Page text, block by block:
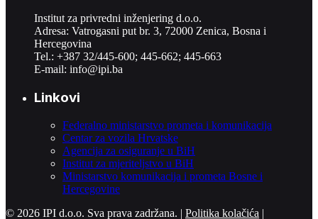
Institut za privredni inženjering d.o.o.
Adresa: Vatrogasni put br. 3, 72000 Zenica, Bosna i
Hercegovina
Tel.: +387 32/445-600; 445-662; 445-663
E-mail: info@ipi.ba
Linkovi
Federalno ministarstvo prometa i komunikacija
Centar za vozila Hrvatske
Agencija za osiguranje u BiH
Institut za mjeriteljstvo u BiH
Ministarstvo komunikacija i prometa Bosne i
Hercegovine
© 2026 IPI d.o.o. Sva prava zadržana. | Politika kolačića |